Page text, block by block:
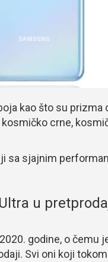
kao što su prizma
crne,
sa sjajnim
u
godine, o
Svi oni koji